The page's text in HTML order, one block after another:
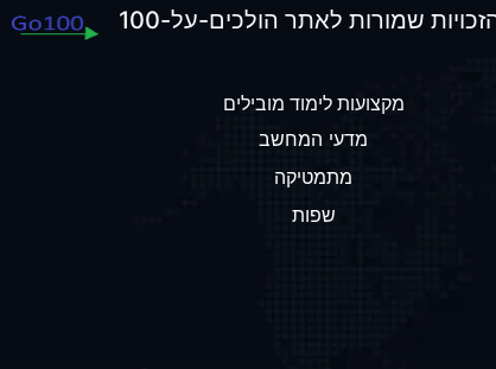
מקצועות לימוד מובילים
מדעי המחשב
מתמטיקה
שפות